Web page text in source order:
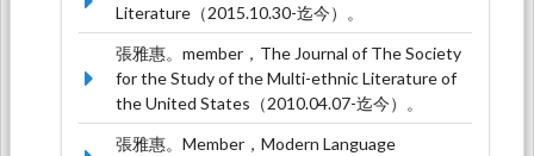
Literature（2015.10.30-迄今）。
張雅惠。member，The Journal of The Society
for the Study of the Multi-ethnic Literature of
the United States（2010.04.07-迄今）。
張雅惠。Member，Modern Language